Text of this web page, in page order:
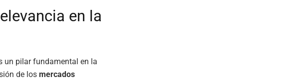
en la
un pilar fundamental en la
de los mercados